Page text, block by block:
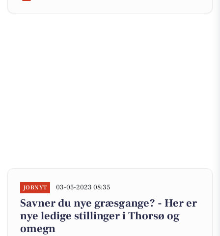
JOBNYT 03-05-2023 08:35
Savner du nye græsgange? - Her er
nye ledige stillinger i Thorsø og
omegn